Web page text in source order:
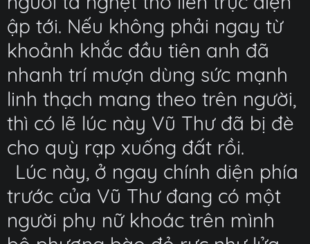
ập tới. Nếu không phải ngay từ
khoảnh khắc đầu tiên anh đã
nhanh trí mượn dùng sức mạnh
linh thạch mang theo trên người,
thì có lẽ lúc này Vũ Thư đã bị đè
cho quỳ rạp xuống đất rồi.
Lúc này, ở ngay chính diện phía
trước của Vũ Thư đang có một
người phụ nữ khoác trên mình